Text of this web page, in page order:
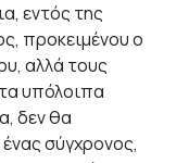
εντός της
προκειμένου ο
αλλά τους
υπόλοιπα
δεν θα
σύγχρονος,